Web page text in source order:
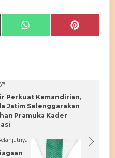
Share
on
WhatsApp Share
on
Pinterest
Perkuat Kemandirian,
Jatim Selenggarakan
Pramuka Kader